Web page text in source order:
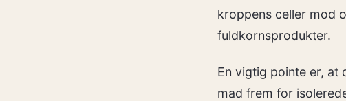
kroppens celler mod
fuldkornsprodukter.
En vigtig pointe er,
mad frem for